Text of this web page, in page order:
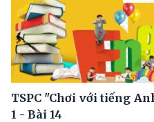
TSPC "Chơi với tiếng
1 - Bài 14